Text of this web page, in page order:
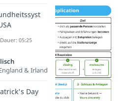
05:25
& Irland
Day